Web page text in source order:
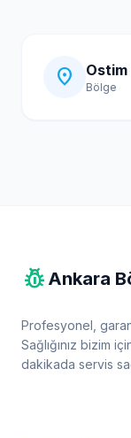
location_on Bölge
pest_control Ankara
Profesyonel,
Sağlığınız bizim
dakikada servis